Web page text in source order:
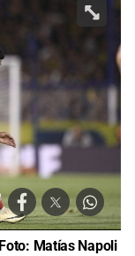
Foto: Matías Napoli